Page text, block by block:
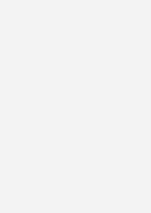
europäischen
50,2 Hz-
daran